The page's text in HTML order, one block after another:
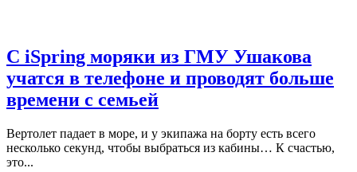
С iSpring моряки из ГМУ Ушакова
учатся в телефоне и проводят больше
времени с семьей
Вертолет падает в море, и у экипажа на борту есть всего
несколько секунд, чтобы выбраться из кабины… К счастью,
это...